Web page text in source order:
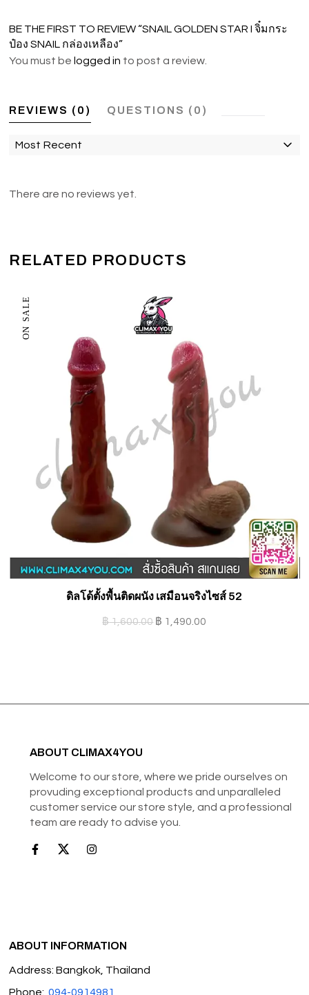
BE THE FIRST TO REVIEW “SNAIL GOLDEN STAR I จิ๋มกระ
ป๋อง SNAIL กล่องเหลือง”
You must be logged in to post a review.
REVIEWS (0) QUESTIONS (0)
Most Recent
There are no reviews yet.
RELATED PRODUCTS
ON SALE
ดิลโด้ตั้งพื้นติดผนัง เสมือนจริงไซส์ 52
฿1,600.00 ฿ 1,490.00
ABOUT CLIMAX4YOU
Welcome to our store, where we pride ourselves on
provuding exceptional products and unparalleled
customer service our store style, and a professional
team are ready to advise you.
ABOUT INFORMATION
Address: Bangkok, Thailand
Phone: 094-0914981